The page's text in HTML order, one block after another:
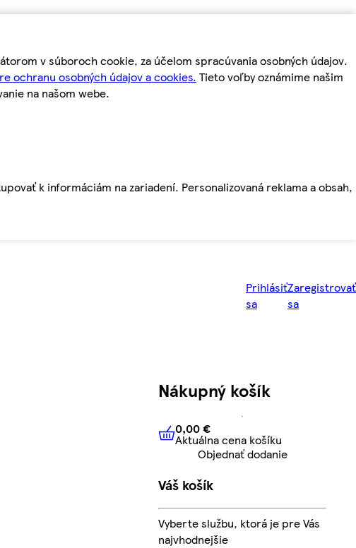
v súboroch cookie, za účelom spracúvania osobných údajov.
ochranu osobných údajov a cookies. Tieto voľby oznámime našim
na našom webe.
k informáciám na zariadení. Personalizovaná reklama a obsah,
Prihlásiť
sa
Zaregistrovať
sa
Nákupný košík
0,00 € Aktuálna cena košíku
0,00 €
Aktuálna cena košíku
Objednať dodanie
Váš košík
Vyberte službu, ktorá je pre Vás
najvhodnejšie